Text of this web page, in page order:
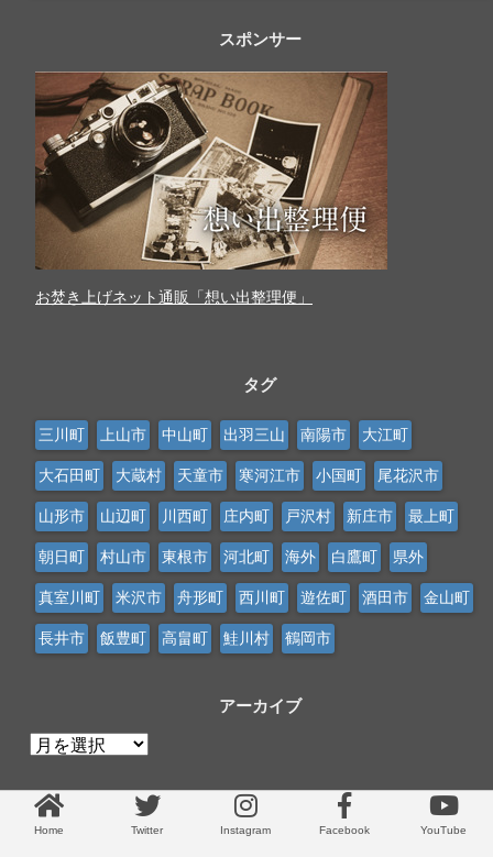
スポンサー
お焚き上げネット通販「想い出整理便」
タグ
三川町 上山市 中山町 出羽三山 南陽市 大江町
大石田町 大蔵村 天童市 寒河江市 小国町 尾花沢市
山形市 山辺町 川西町 庄内町 戸沢村 新庄市 最上町
朝日町 村山市 東根市 河北町 海外 白鷹町 県外
真室川町 米沢市 舟形町 西川町 遊佐町 酒田市 金山町
長井市 飯豊町 高畠町 鮭川村 鶴岡市
アーカイブ
ア
カ
イ
ブ
Home Twitter Instagram Facebook YouTube
, 2026 All Rights Reserved.